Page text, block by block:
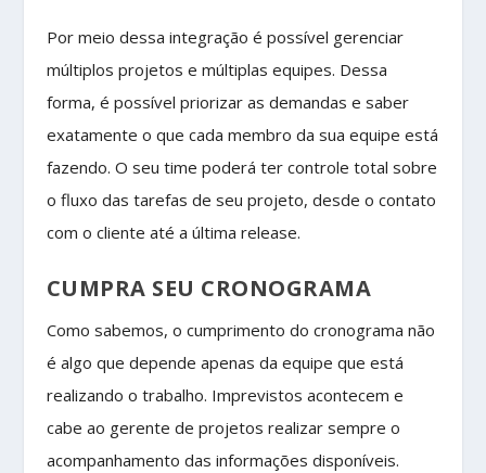
Por meio dessa integração é possível gerenciar
múltiplos projetos e múltiplas equipes. Dessa
forma, é possível priorizar as demandas e saber
exatamente o que cada membro da sua equipe está
fazendo. O seu time poderá ter controle total sobre
o fluxo das tarefas de seu projeto, desde o contato
com o cliente até a última release.
CUMPRA SEU CRONOGRAMA
Como sabemos, o cumprimento do cronograma não
é algo que depende apenas da equipe que está
realizando o trabalho. Imprevistos acontecem e
cabe ao gerente de projetos realizar sempre o
acompanhamento das informações disponíveis.